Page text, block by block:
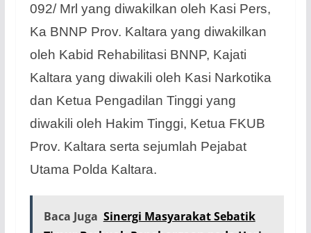
092/ Mrl yang diwakilkan oleh Kasi Pers,
Ka BNNP Prov. Kaltara yang diwakilkan
oleh Kabid Rehabilitasi BNNP, Kajati
Kaltara yang diwakili oleh Kasi Narkotika
dan Ketua Pengadilan Tinggi yang
diwakili oleh Hakim Tinggi, Ketua FKUB
Prov. Kaltara serta sejumlah Pejabat
Utama Polda Kaltara.
Baca Juga Sinergi Masyarakat Sebatik